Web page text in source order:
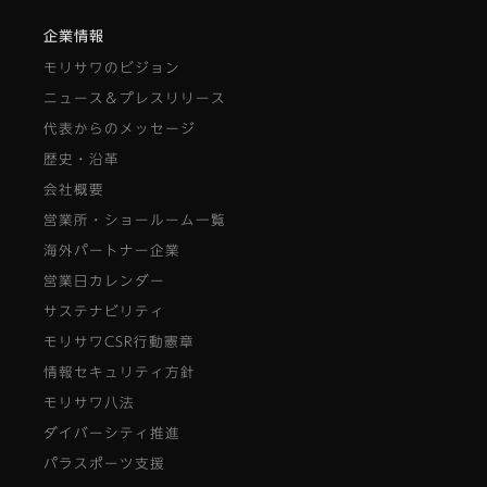
企業情報
モリサワのビジョン
ニュース＆プレスリリース
代表からのメッセージ
歴史・沿革
会社概要
営業所・ショールーム一覧
海外パートナー企業
営業日カレンダー
サステナビリティ
モリサワCSR行動憲章
情報セキュリティ方針
モリサワ八法
ダイバーシティ推進
パラスポーツ支援